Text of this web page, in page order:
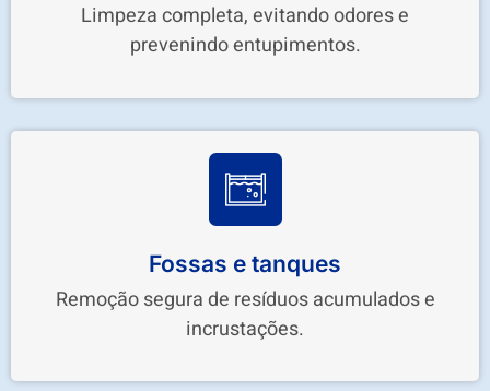
Limpeza completa, evitando odores e
prevenindo entupimentos.
Fossas e tanques
Remoção segura de resíduos acumulados e
incrustações.